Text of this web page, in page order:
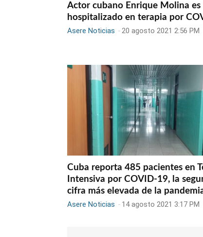
Actor cubano Enrique Molina es
hospitalizado en terapia por
Asere Noticias -20 agosto 2021 2:56 PM
Cuba reporta 485 pacientes en
Intensiva por COVID-19, la
cifra más elevada de la
Asere Noticias - 14 agosto 2021 3:17 PM